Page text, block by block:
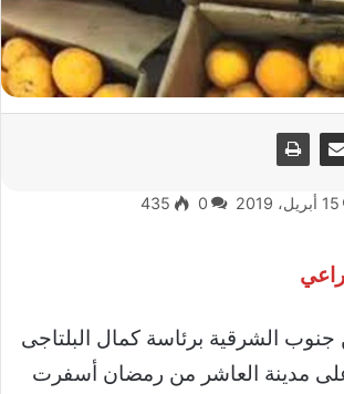
15 أبريل، 2019 0
435
الشرقية برئاسة كمال البلتاجى
مدينة العاشر من رمضان أسفرت